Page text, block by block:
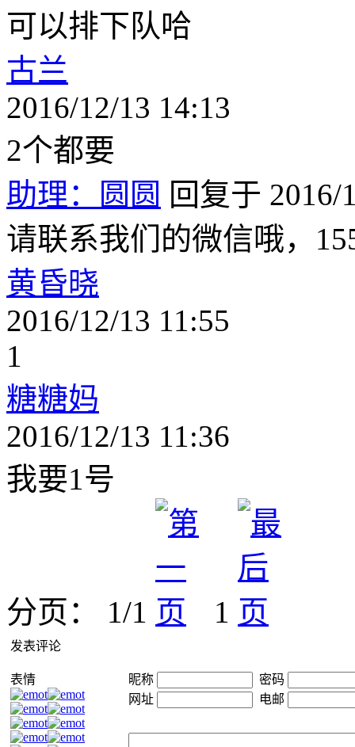
可以排下队哈
古兰
2016/12/13 14:13
2个都要
助理：圆圆 回复于 2016/
请联系我们的微信哦，
黄昏晓
2016/12/13 11:55
1
糖糖妈
2016/12/13 11:36
我要1号
分页： 1/1 1
发表评论
表情 昵称
密码
网址
电邮